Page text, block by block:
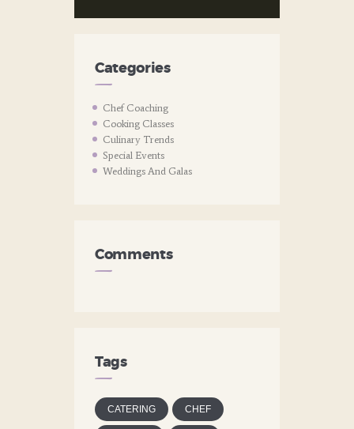
Categories
Chef Coaching
Cooking Classes
Culinary Trends
Special Events
Weddings And Galas
Comments
Tags
CATERING CHEF